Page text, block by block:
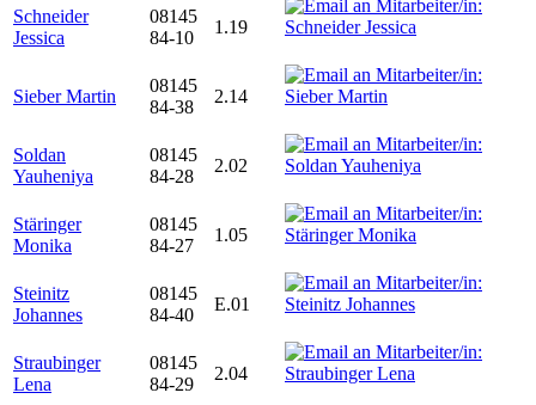
Schneider
Jessica
08145
84-10
1.19
Sieber Martin
08145
84-38
2.14
Soldan
Yauheniya
08145
84-28
2.02
Stäringer
Monika
08145
84-27
1.05
Steinitz
Johannes
08145
84-40
E.01
Straubinger
Lena
08145
84-29
2.04